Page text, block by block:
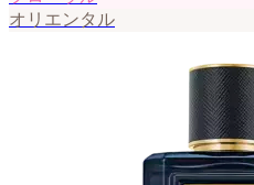
オリエンタル